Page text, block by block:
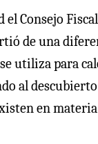
Consejo
de una
utiliza para
al
en